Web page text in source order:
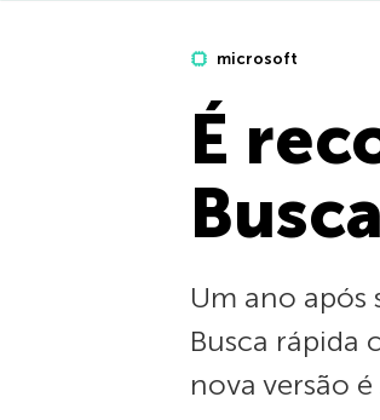
microsoft
É
Um ano após
Busca rápida
nova versão